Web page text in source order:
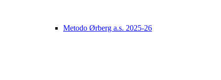
Metodo Ørberg a.s. 2025-26